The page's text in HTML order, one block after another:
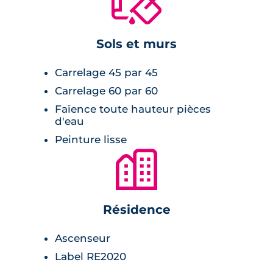
pour les rez-de-chaussée et de belles terrasses
ne sera plus un souci grâce au parking en
de la technologie et du respect de
l'environnement, avec des équipements tels
que le label RE2020, des espaces verts
modernes comme les ballons
thermodynamiques. Ces atouts font de cette
résidence un lieu de vie idéal, alliant bien-être
Sols et murs
Carrelage 45 par 45
Carrelage 60 par 60
Faïence toute hauteur pièces
d'eau
Peinture lisse
🏙
Résidence
Ascenseur
Label RE2020